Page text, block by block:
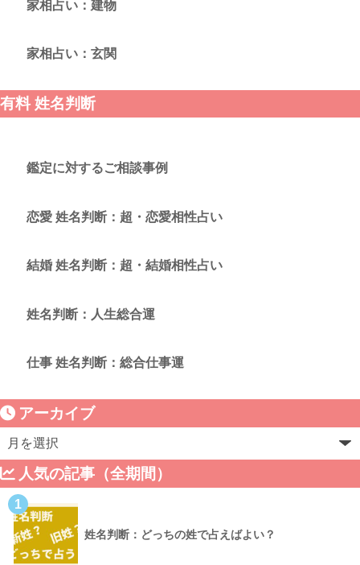
家相占い：建物
家相占い：玄関
有料 姓名判断
鑑定に対するご相談事例
恋愛 姓名判断：超・恋愛相性占い
結婚 姓名判断：超・結婚相性占い
姓名判断：人生総合運
仕事 姓名判断：総合仕事運
アーカイブ
人気の記事（全期間）
1
姓名判断：どっちの姓で占えばよい？